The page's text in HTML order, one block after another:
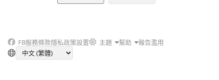
FB服務條款隱私政策設置 主題 幫助 報告濫用